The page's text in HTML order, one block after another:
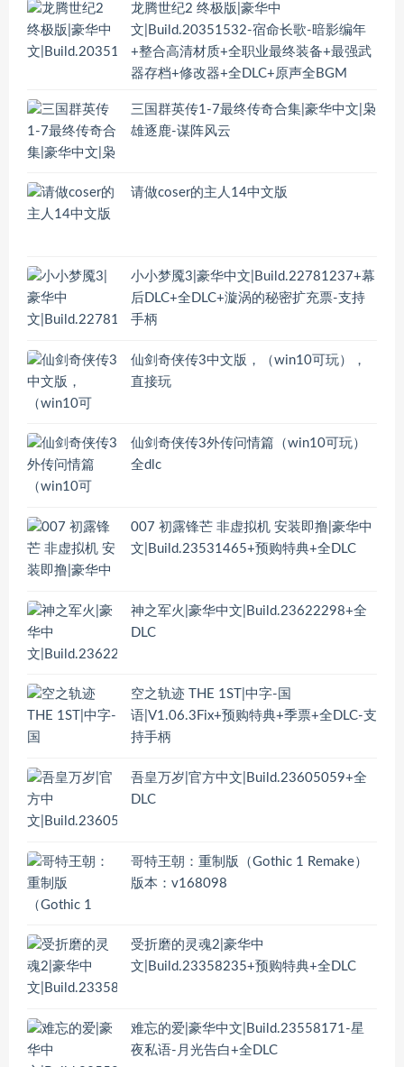
龙腾世纪2 终极版|豪华中
文|Build.20351532-宿命长歌-暗影编年
+整合高清材质+全职业最终装备+最强武
器存档+修改器+全DLC+原声全BGM
三国群英传1-7最终传奇合集|豪华中文|枭
雄逐鹿-谋阵风云
请做coser的主人14中文版
小小梦魇3|豪华中文|Build.22781237+幕
后DLC+全DLC+漩涡的秘密扩充票-支持
手柄
仙剑奇侠传3中文版，（win10可玩），
直接玩
仙剑奇侠传3外传问情篇（win10可玩）
全dlc
007 初露锋芒 非虚拟机 安装即撸|豪华中
文|Build.23531465+预购特典+全DLC
神之军火|豪华中文|Build.23622298+全
DLC
空之轨迹 THE 1ST|中字-国
语|V1.06.3Fix+预购特典+季票+全DLC-支
持手柄
吾皇万岁|官方中文|Build.23605059+全
DLC
哥特王朝：重制版（Gothic 1 Remake）
版本：v168098
受折磨的灵魂2|豪华中
文|Build.23358235+预购特典+全DLC
难忘的爱|豪华中文|Build.23558171-星
夜私语-月光告白+全DLC